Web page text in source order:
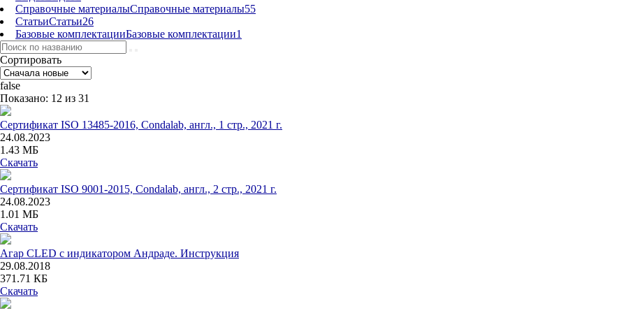
Справочные материалыСправочные материалы55
СтатьиСтатьи26
Базовые комплектацииБазовые комплектации1
Сортировать
false
Показано: 12 из 31
Сертификат ISO 13485-2016, Condalab, англ., 1 стр., 2021 г.
24.08.2023
1.43 МБ
Скачать
Сертификат ISO 9001-2015, Condalab, англ., 2 стр., 2021 г.
24.08.2023
1.01 МБ
Скачать
Агар CLED с индикатором Андраде. Инструкция
29.08.2018
371.71 КБ
Скачать